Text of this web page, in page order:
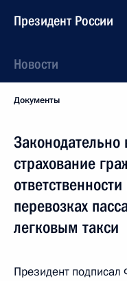
Президент России
Новости
Документы
Законодательно
страхование
перевозках
легковым такси
Президент